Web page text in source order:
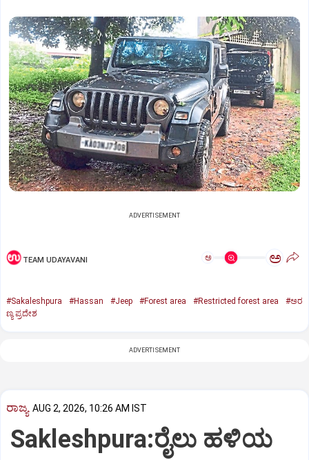
ADVERTISEMENT
TEAM UDAYAVANI ಅ ಅ
#Sakaleshpura #Hassan #Jeep #Forest area #Restricted forest area
#ಅರ
ಣ್ಯ ಪ್ರದೇಶ
ADVERTISEMENT
ರಾಜ್ಯ AUG 2, 2026, 10:26 AM IST
Sakleshpura:ರೈಲು ಹಳಿಯ